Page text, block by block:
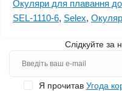
Окуляри для плавання
SEL-1110-6, Selex,
Слідкуйте за
Я прочитав Угода